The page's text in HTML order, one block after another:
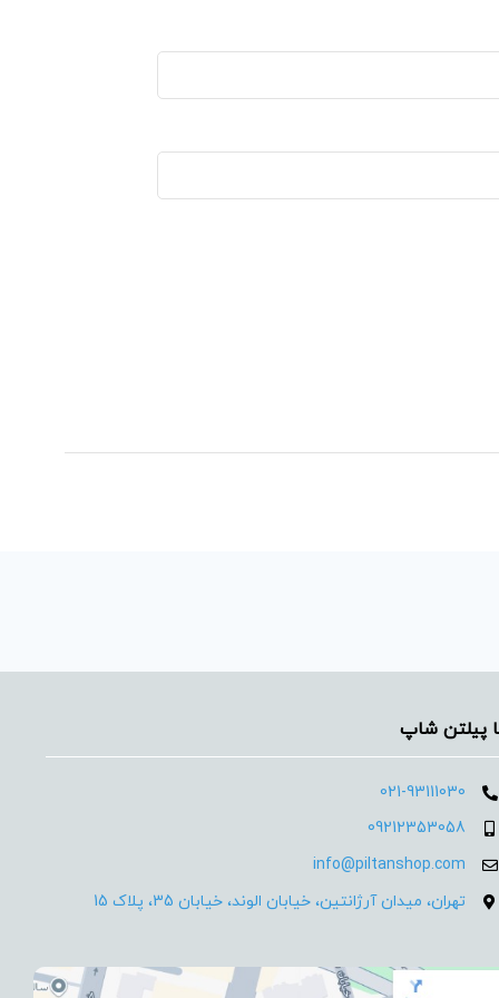
پیلتن شاپ
021-93111030
09212353058
info@piltanshop.com
تهران، میدان آرژانتین، خیابان الوند، خیابان 35، پلاک 15